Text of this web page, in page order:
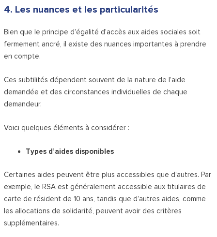
4. Les nuances et les particularités
Bien que le principe d’égalité d’accès aux aides sociales soit
fermement ancré, il existe des nuances importantes à prendre
en compte.
Ces subtilités dépendent souvent de la nature de l’aide
demandée et des circonstances individuelles de chaque
demandeur.
Voici quelques éléments à considérer :
Types d’aides disponibles
Certaines aides peuvent être plus accessibles que d’autres. Par
exemple, le RSA est généralement accessible aux titulaires de
carte de résident de 10 ans, tandis que d’autres aides, comme
les allocations de solidarité, peuvent avoir des critères
supplémentaires.